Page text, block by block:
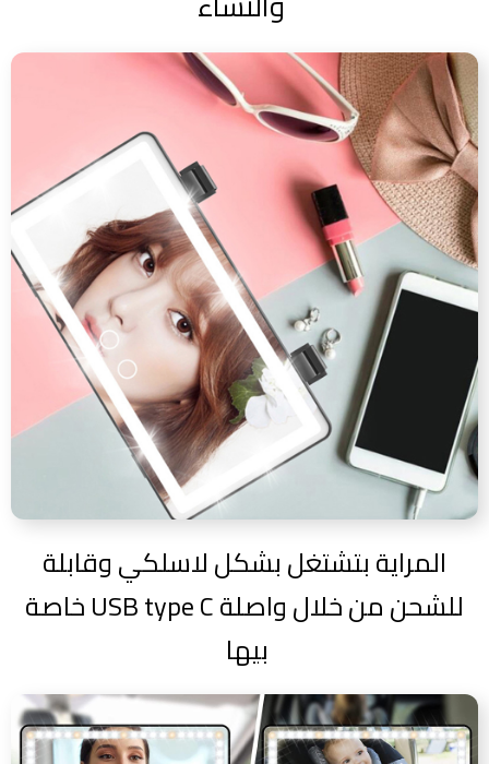
المراية بتشتغل بشكل لاسلكي وقابلة
للشحن من خلال واصلة USB type C خاصة
بيها